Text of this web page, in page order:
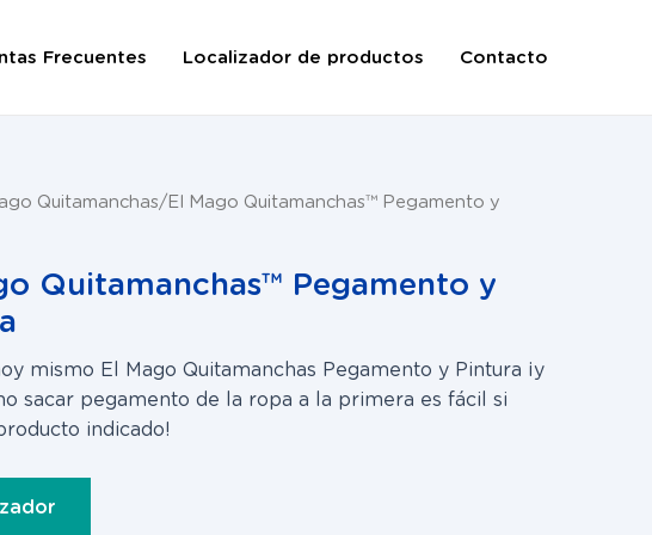
Frecuentes Localizador de productos Contacto
Quitamanchas/ El Mago Quitamanchas™ Pegamento y
Quitamanchas™ Pegamento y
mismo El Mago Quitamanchas Pegamento y Pintura ¡y
sacar pegamento de la ropa a la primera es fácil si
indicado!